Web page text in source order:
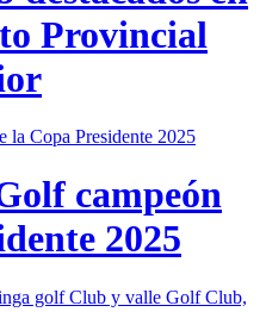
Provincial
campeón
2025